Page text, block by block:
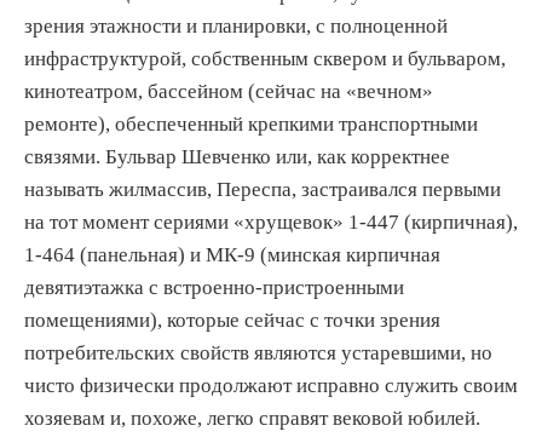
зрения этажности и планировки, с полноценной
инфраструктурой, собственным сквером и бульваром,
кинотеатром, бассейном (сейчас на «вечном»
ремонте), обеспеченный крепкими транспортными
связями. Бульвар Шевченко или, как корректнее
называть жилмассив, Переспа, застраивался первыми
на тот момент сериями «хрущевок» 1-447 (кирпичная),
1-464 (панельная) и МК-9 (минская кирпичная
девятиэтажка с встроенно-пристроенными
помещениями), которые сейчас с точки зрения
потребительских свойств являются устаревшими, но
чисто физически продолжают исправно служить своим
хозяевам и, похоже, легко справят вековой юбилей.